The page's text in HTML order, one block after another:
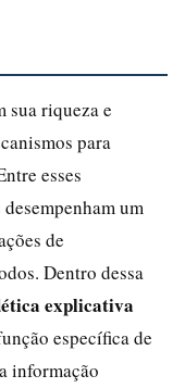
sua riqueza e
para
esses
um
de
Dentro dessa
explicativa
específica de
informação